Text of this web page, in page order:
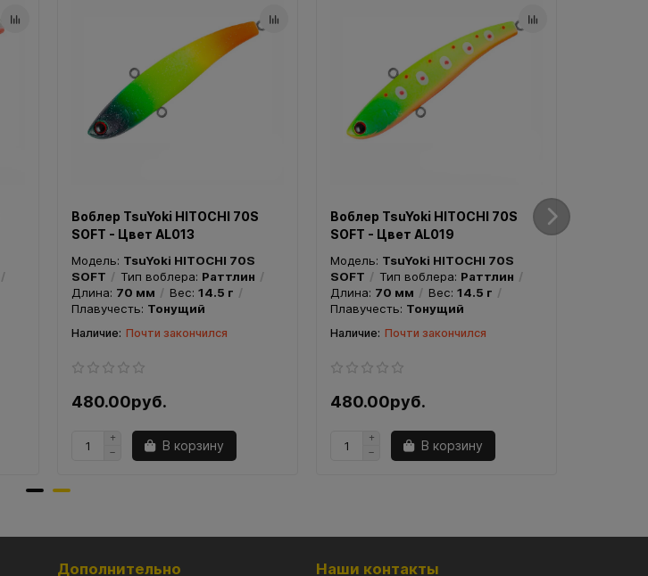
Воблер TsuYoki HITOCHI 70S
SOFT - Цвет AL013
Модель: TsuYoki HITOCHI 70S
SOFT
Тип воблера: Раттлин
Длина: 70 мм Вес: 14.5 г
Плавучесть: Тонущий
Почти закончился
480.00руб.
В корзину
Воблер TsuYoki HITOCHI 70S
SOFT - Цвет AL019
Модель: TsuYoki HITOCHI 70S
SOFT
Тип воблера: Раттлин
Длина: 70 мм Вес: 14.5 г
Плавучесть: Тонущий
Почти закончился
480.00руб.
В корзину
Дополнительно Наши контакты